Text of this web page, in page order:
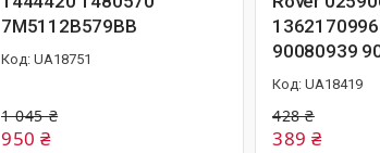
7M5112B579BB
UA18751
1 045 ₴
950 ₴
90080939
UA18419
428 ₴
389 ₴